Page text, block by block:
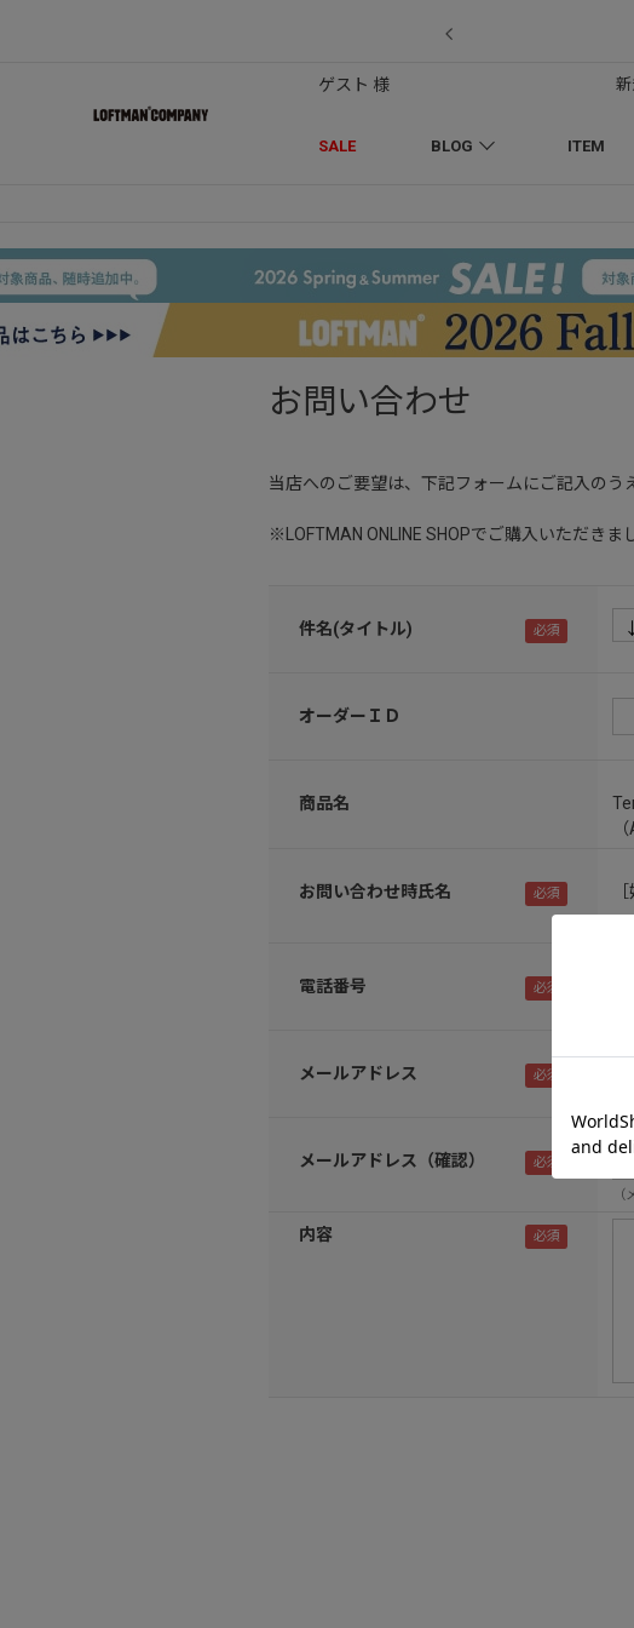
SALE BLOG ITEM
ゲスト 様
お問い合わせ
当店へのご要望は、下記フォームにご記入のう
※LOFTMAN ONLINE SHOPでご購入いただき
件名(タイトル)
オーダーＩＤ
商品名
お問い合わせ時氏名
電話番号
メールアドレス
メールアドレス（確認）
内容